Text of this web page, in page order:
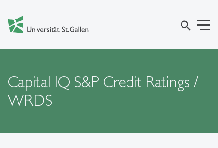
search
Capital IQ S&P Credit Ratings /
WRDS